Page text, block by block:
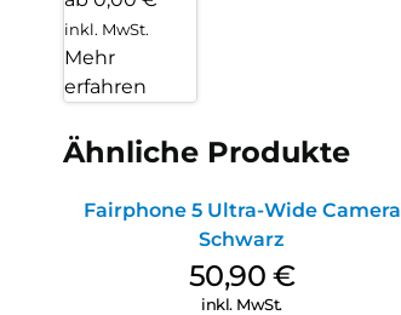
inkl. MwSt.
Mehr
erfahren
Ähnliche Produkte
Fairphone 5 Ultra-Wide Camera
Schwarz
50,90 €
inkl. MwSt.